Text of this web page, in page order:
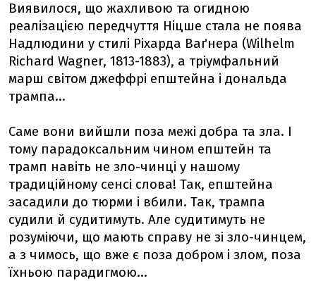
Виявилося, що жахливою та огидною
реалізацією передчуття Ніцше стала не поява
Надлюдини у стилі Ріхарда Ваґнера (Wilhelm
Richard Wagner, 1813-1883), а тріумфальний
марш світом джеффрі епштейна і дональда
трампа...
Саме вони вийшли поза межі добра та зла. І
тому парадоксальним чином епштейн та
трамп навіть не зло-чинці у нашому
традиційному сенсі слова! Так, епштейна
засадили до тюрми і вбили. Так, трампа
судили й судитимуть. Але судитимуть не
розуміючи, що мають справу не зі зло-чинцем,
а з чимось, що вже є поза добром і злом, поза
їхньою парадигмою...